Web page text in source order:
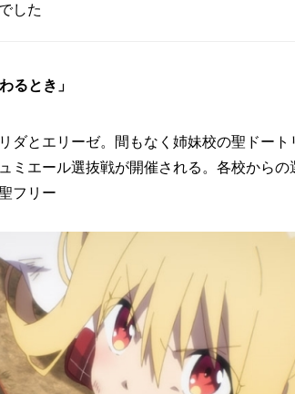
した
るとき」
ダとエリーゼ。間もなく姉妹校の聖ドート
ミエール選抜戦が開催される。各校からの
フリー